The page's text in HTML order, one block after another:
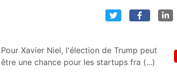
Pour Xavier Niel, l'élection de Trump peut
être une chance pour les startups fra (...)